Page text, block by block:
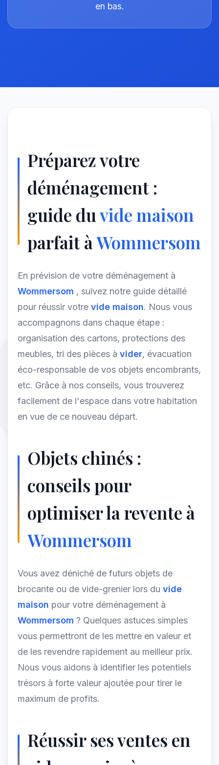
en bas.
Préparez votre
déménagement :
guide duvide maison
parfait àWommersom
En prévision de votre déménagement à
Wommersom , suivez notre guide détaillé
pour réussir votre vide maison. Nous vous
accompagnons dans chaque étape :
organisation des cartons, protections des
meubles, tri des pièces à vider, évacuation
éco-responsable de vos objets encombrants,
etc. Grâce à nos conseils, vous trouverez
facilement de l'espace dans votre habitation
en vue de ce nouveau départ.
Objets chinés :
conseils pour
optimiser la revente à
Wommersom
Vous avez déniché de futurs objets de
brocante ou de vide-grenier lors du vide
maison pour votre déménagement à
Wommersom ? Quelques astuces simples
vous permettront de les mettre en valeur et
de les revendre rapidement au meilleur prix.
Nous vous aidons à identifier les potentiels
trésors à forte valeur ajoutée pour tirer le
maximum de profits.
Réussir ses ventes en